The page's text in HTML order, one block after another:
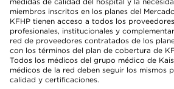
miembros inscritos en los planes del
KFHP tienen acceso a todos los
profesionales, institucionales y
red de proveedores contratados de los
con los términos del plan de cobertura de
Todos los médicos del grupo médico de
médicos de la red deben seguir los mismos
calidad y certificaciones.